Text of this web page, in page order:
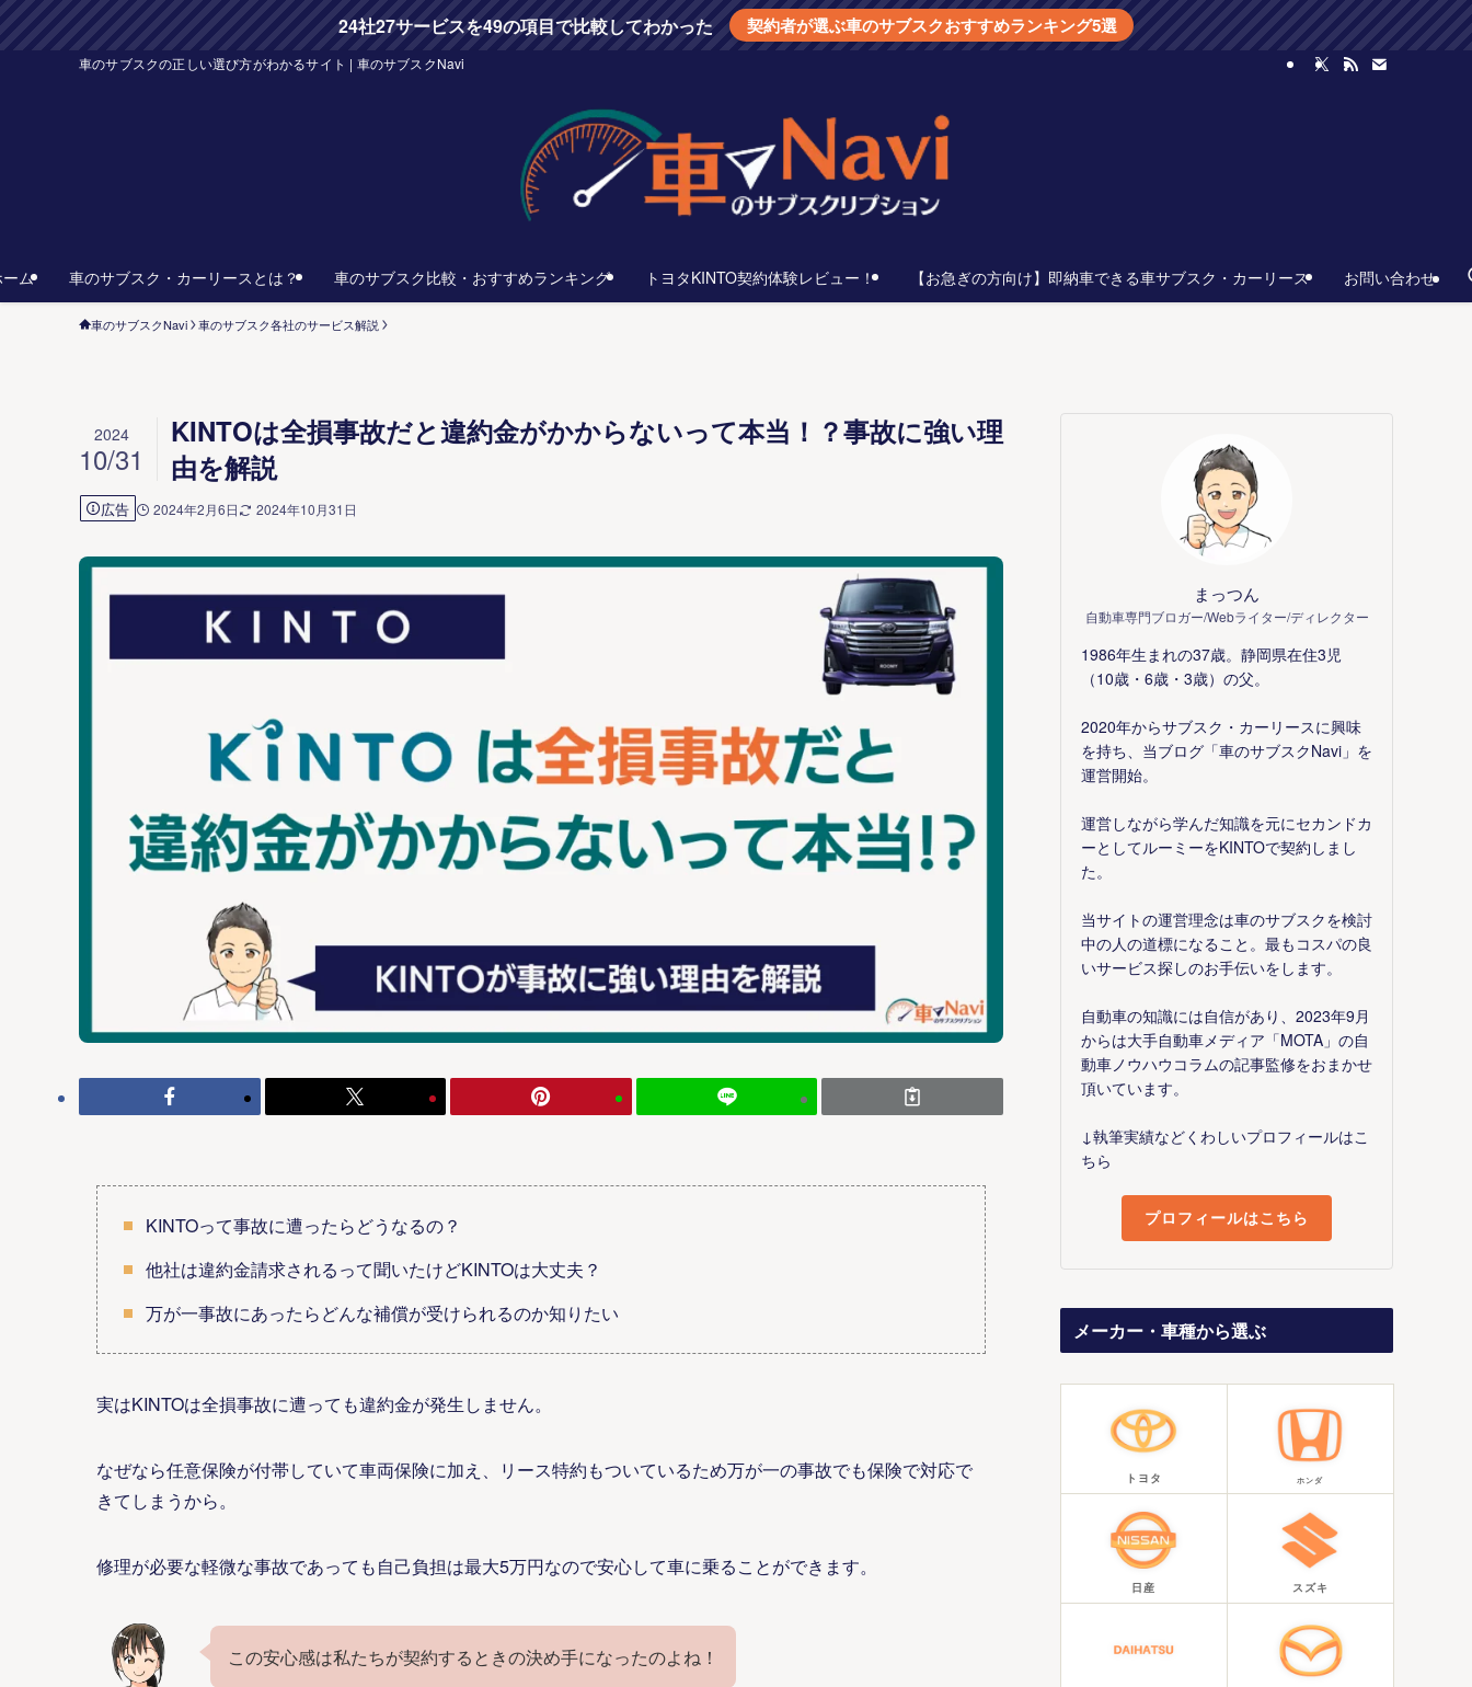
24社27サービスを49の項目で比較してわかった 契約者が選ぶ車のサブスクおすすめランキング5選
車のサブスクの正しい選び方がわかるサイト | 車のサブスクNavi
ム 車のサブスク・カーリースとは？ 車のサブスク比較・おすすめランキング トヨタKINTO契約体験レビュー！ 【お急ぎの方向け】即納車できる車サブスク・カーリース お問い合わせ
車のサブスクNavi 車のサブスク各社のサービス解説
KINTOは全損事故だと違約金がかからないって本当！？事故に強い理
由を解説
2024
10/31
広告 2024年2月6日 2024年10月31日
KINTOって事故に遭ったらどうなるの？
他社は違約金請求されるって聞いたけどKINTOは大丈夫？
万が一事故にあったらどんな補償が受けられるのか知りたい
実はKINTOは全損事故に遭っても違約金が発生しません。
なぜなら任意保険が付帯していて車両保険に加え、リース特約もついているため万が一の事故でも保険で対応で
きてしまうから。
修理が必要な軽微な事故であっても自己負担は最大5万円なので安心して車に乗ることができます。
この安心感は私たちが契約するときの決め手になったのよね！
まっつん
自動車専門ブロガー/Webライター/ディレクター
1986年生まれの37歳。静岡県在住3児
（10歳・6歳・3歳）の父。
2020年からサブスク・カーリースに興味
を持ち、当ブログ「車のサブスクNavi」を
運営開始。
運営しながら学んだ知識を元にセカンドカ
ーとしてルーミーをKINTOで契約しまし
た。
当サイトの運営理念は車のサブスクを検討
中の人の道標になること。最もコスパの良
いサービス探しのお手伝いをします。
自動車の知識には自信があり、2023年9月
からは大手自動車メディア「MOTA」の自
動車ノウハウコラムの記事監修をおまかせ
頂いています。
↓執筆実績などくわしいプロフィールはこ
ちら
プロフィールはこちら
メーカー・車種から選ぶ
トヨタ ホンダ
日産 スズキ